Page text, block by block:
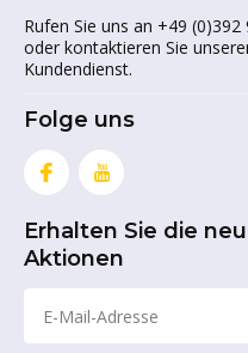
Rufen Sie uns an +49 (0)392
oder kontaktieren Sie
Kundendienst.
Folge uns
Erhalten Sie die
Aktionen